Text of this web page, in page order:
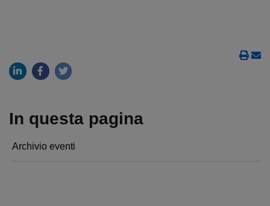
In questa pagina
Archivio eventi